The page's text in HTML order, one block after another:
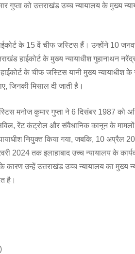
गुप्ता को उत्तराखंड उच्च न्यायालय के मुख्य
के 15 वें चीफ जस्टिस हैं। उन्होंने 10
हाईकोर्ट के मुख्य न्यायाधीश गुहानाथन
के चीफ जस्टिस यानी मुख्य न्यायाधीश
जिनकी मिसाल दी जाती है।
मनोज कुमार गुप्ता ने 6 दिसंबर 1987 को
रेंट कंट्रोल और संवैधानिक कानून के
नियुक्त किया गया, जबकि, 10 अप्रैल
2024 तक इलाहाबाद उच्च न्यायालय के
उन्हें उत्तराखंड उच्च न्यायालय का मुख्य
है।